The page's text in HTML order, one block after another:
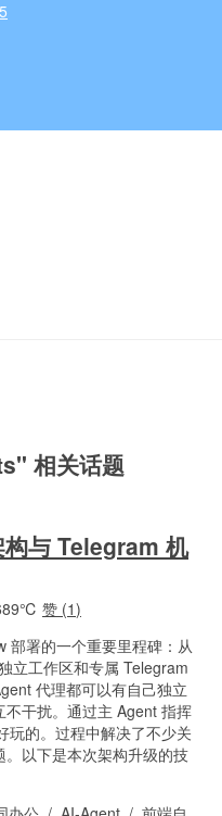
相关话题
与 Telegram 机
赞 (1)
部署的一个重要里程碑：从
立工作区和专属 Telegram
代理都可以有自己独立
干扰。通过主 Agent 指挥
玩的。过程中解决了不少关
以下是本次架构升级的技